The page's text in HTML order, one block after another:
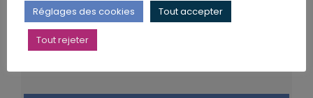
Réglages des cookies Tout accepter
Tout rejeter